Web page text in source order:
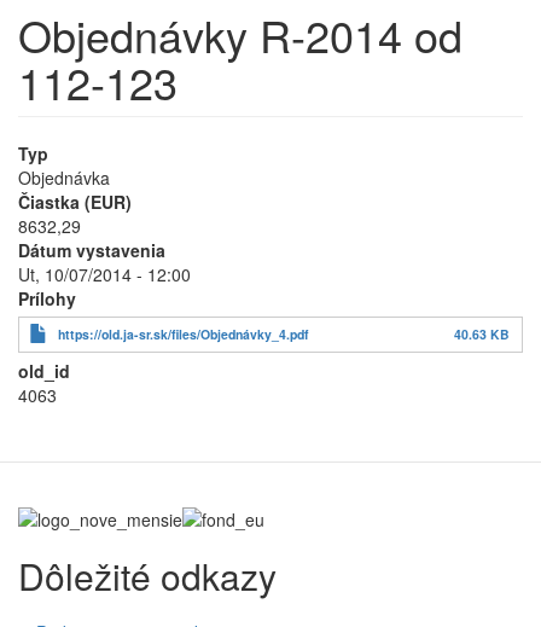
Objednávky R-2014 od
112-123
Typ
Objednávka
Čiastka (EUR)
8632,29
Dátum vystavenia
Ut, 10/07/2014 - 12:00
Prílohy
https://old.ja-sr.sk/files/Objednávky_4.pdf 40.63 KB
old_id
4063
Dôležité odkazy